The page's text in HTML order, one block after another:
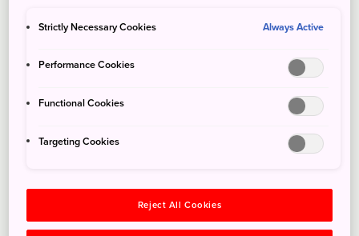
Strictly Necessary Cookies Always Active
Performance Cookies
Functional Cookies
Targeting Cookies
Reject All Cookies